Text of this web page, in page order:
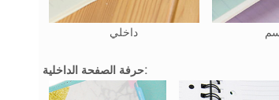
داخلي
حرفة الصفحة الداخلية: